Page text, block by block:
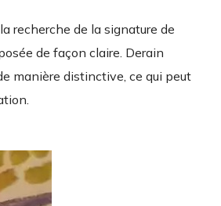
recherche de la signature de
de façon claire. Derain
manière distinctive, ce qui peut